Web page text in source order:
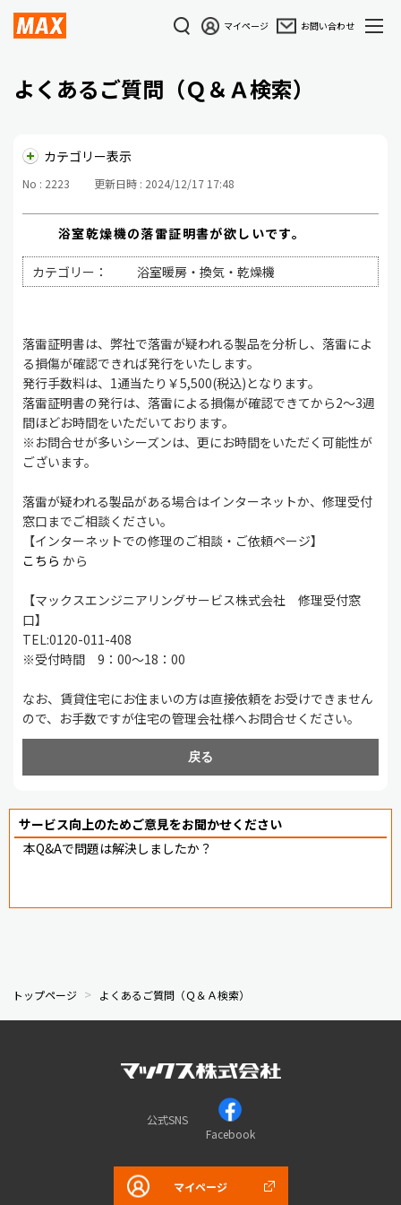
マイページ お問い合わせ
よくあるご質問（Ｑ＆Ａ検索）
カテゴリー表示
No : 2223 更新日時 : 2024/12/17 17:48
浴室乾燥機の落雷証明書が欲しいです。
カテゴリー： 浴室暖房・換気・乾燥機
落雷証明書は、弊社で落雷が疑われる製品を分析し、落雷によ
る損傷が確認できれば発行をいたします。
発行手数料は、1通当たり￥5,500(税込)となります。
落雷証明書の発行は、落雷による損傷が確認できてから2～3週
間ほどお時間をいただいております。
※お問合せが多いシーズンは、更にお時間をいただく可能性が
ございます。
落雷が疑われる製品がある場合はインターネットか、修理受付
窓口までご相談ください。
【インターネットでの修理のご相談・ご依頼ページ】
こちら から
【マックスエンジニアリングサービス株式会社 修理受付窓
口】
TEL:0120-011-408
※受付時間 9：00～18：00
なお、賃貸住宅にお住まいの方は直接依頼をお受けできません
ので、お手数ですが住宅の管理会社様へお問合せください。
戻る
サービス向上のためご意見をお聞かせください
本Q&Aで問題は解決しましたか？
トップページ よくあるご質問（Ｑ＆Ａ検索）
公式SNS
Facebook
マイページ